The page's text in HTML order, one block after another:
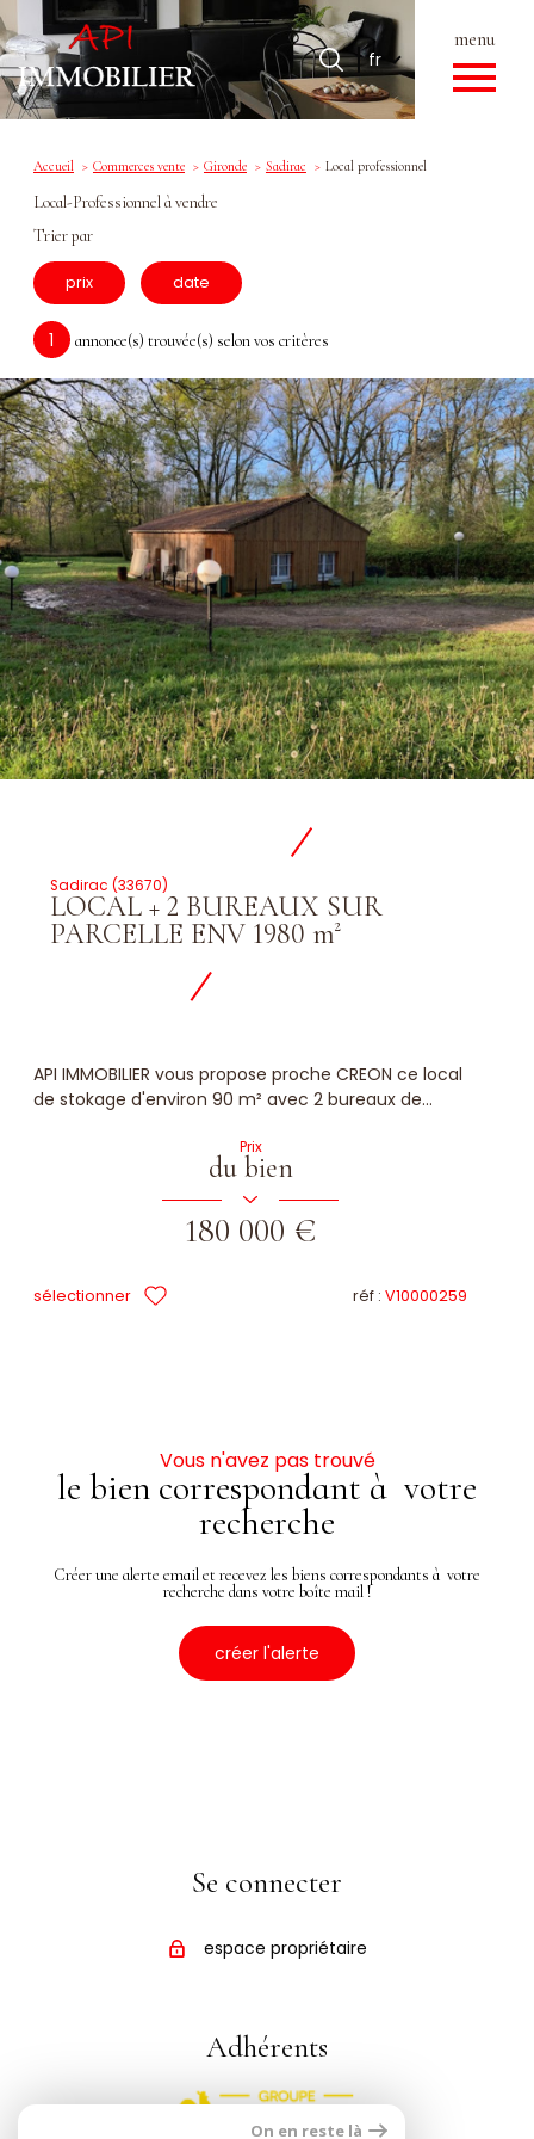
menu
Langue
fr
Accueil
Langue
fr
Accueil Commerces vente Gironde Sadirac Local professionnel
Local-Professionnel à vendre
Trier par
prix date
1 annonce(s) trouvée(s) selon vos critères
Sadirac (33670)
LOCAL + 2 BUREAUX SUR
PARCELLE ENV 1980 m²
API IMMOBILIER vous propose proche CREON ce local
de stokage d'environ 90 m² avec 2 bureaux de...
Prix
du bien
180 000 €
sélectionner réf : V10000259
Vous n'avez pas trouvé
le bien correspondant à votre
recherche
Créer une alerte email et recevez les biens correspondants à votre
recherche dans votre boîte mail !
créer l'alerte
Se connecter
espace propriétaire
Adhérents
On en reste là